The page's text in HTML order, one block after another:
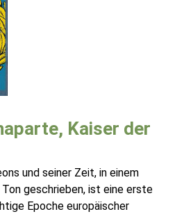
Kaiser der
und seiner Zeit, in einem
geschrieben, ist eine erste
Epoche europäischer